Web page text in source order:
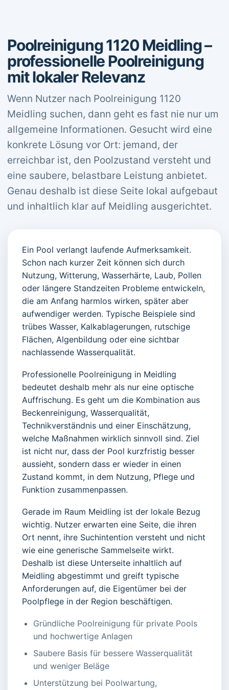
Poolreinigung 1120 Meidling –
professionelle Poolreinigung
mit lokaler Relevanz
Wenn Nutzer nach Poolreinigung 1120
Meidling suchen, dann geht es fast nie nur um
allgemeine Informationen. Gesucht wird eine
konkrete Lösung vor Ort: jemand, der
erreichbar ist, den Poolzustand versteht und
eine saubere, belastbare Leistung anbietet.
Genau deshalb ist diese Seite lokal aufgebaut
und inhaltlich klar auf Meidling ausgerichtet.
Ein Pool verlangt laufende Aufmerksamkeit.
Schon nach kurzer Zeit können sich durch
Nutzung, Witterung, Wasserhärte, Laub, Pollen
oder längere Standzeiten Probleme entwickeln,
die am Anfang harmlos wirken, später aber
aufwendiger werden. Typische Beispiele sind
trübes Wasser, Kalkablagerungen, rutschige
Flächen, Algenbildung oder eine sichtbar
nachlassende Wasserqualität.
Professionelle Poolreinigung in Meidling
bedeutet deshalb mehr als nur eine optische
Auffrischung. Es geht um die Kombination aus
Beckenreinigung, Wasserqualität,
Technikverständnis und einer Einschätzung,
welche Maßnahmen wirklich sinnvoll sind. Ziel
ist nicht nur, dass der Pool kurzfristig besser
aussieht, sondern dass er wieder in einen
Zustand kommt, in dem Nutzung, Pflege und
Funktion zusammenpassen.
Gerade im Raum Meidling ist der lokale Bezug
wichtig. Nutzer erwarten eine Seite, die ihren
Ort nennt, ihre Suchintention versteht und nicht
wie eine generische Sammelseite wirkt.
Deshalb ist diese Unterseite inhaltlich auf
Meidling abgestimmt und greift typische
Anforderungen auf, die Eigentümer bei der
Poolpflege in der Region beschäftigen.
Gründliche Poolreinigung für private Pools
und hochwertige Anlagen
Saubere Basis für bessere Wasserqualität
und weniger Beläge
Unterstützung bei Poolwartung,